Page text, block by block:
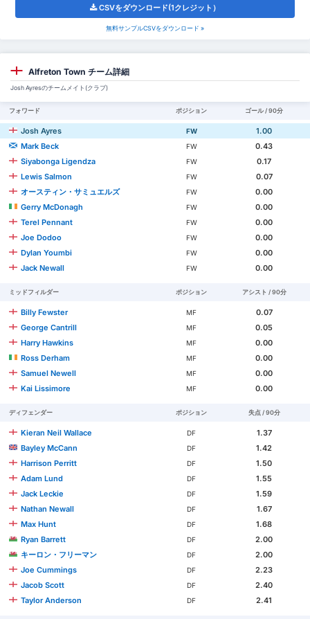
CSVをダウンロード(1クレジット）
無料サンプルCSVをダウンロード »
Alfreton Town チーム詳細
Josh Ayresのチームメイト(クラブ)
フォワード ポジション ゴール / 90分
Josh Ayres FW
1.00
Mark Beck
FW
0.43
Siyabonga Ligendza
FW
0.17
Lewis Salmon
FW
0.07
オースティン・サミュエルズ
FW
0.00
Gerry McDonagh
FW
0.00
Terel Pennant
FW
0.00
Joe Dodoo
FW
0.00
Dylan Youmbi
FW
0.00
Jack Newall
FW 0.00
ミッドフィルダー ポジション アシスト / 90分
Billy Fewster MF
0.07
George Cantrill
MF
0.05
Harry Hawkins
MF
0.00
Ross Derham
MF
0.00
Samuel Newell
MF
0.00
Kai Lissimore
MF 0.00
ディフェンダー ポジション 失点 / 90分
Kieran Neil Wallace DF
1.37
Bayley McCann
DF
1.42
Harrison Perritt
DF
1.50
Adam Lund
DF
1.55
Jack Leckie
DF
1.59
Nathan Newall
DF
1.67
Max Hunt
DF
1.68
Ryan Barrett
DF
2.00
キーロン・フリーマン
DF
2.00
Joe Cummings
DF
2.23
Jacob Scott
DF
2.40
Taylor Anderson
DF 2.41